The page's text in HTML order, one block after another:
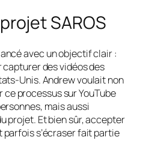
SAROS
avec un objectif clair :
des vidéos des
Unis. Andrew voulait non
processus sur YouTube
mais aussi
projet. Et bien sûr, accepter
parfois s’écraser fait partie